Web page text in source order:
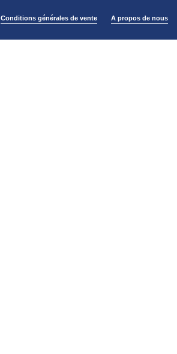
Conditions générales de vente A propos de nous